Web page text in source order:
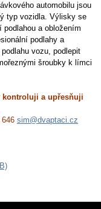
automobilu jsou
typ vozidla. Výlisky se
a obložením
podlahy a
vozu, podlepit
šroubky k límci
kontroluji a upřesňuji
sim@dvaptaci.cz